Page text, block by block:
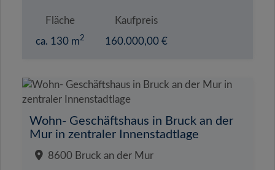
Fläche
ca. 130 m2
Kaufpreis
160.000,00 €
Wohn- Geschäftshaus in Bruck an der
Mur in zentraler Innenstadtlage
8600 Bruck an der Mur